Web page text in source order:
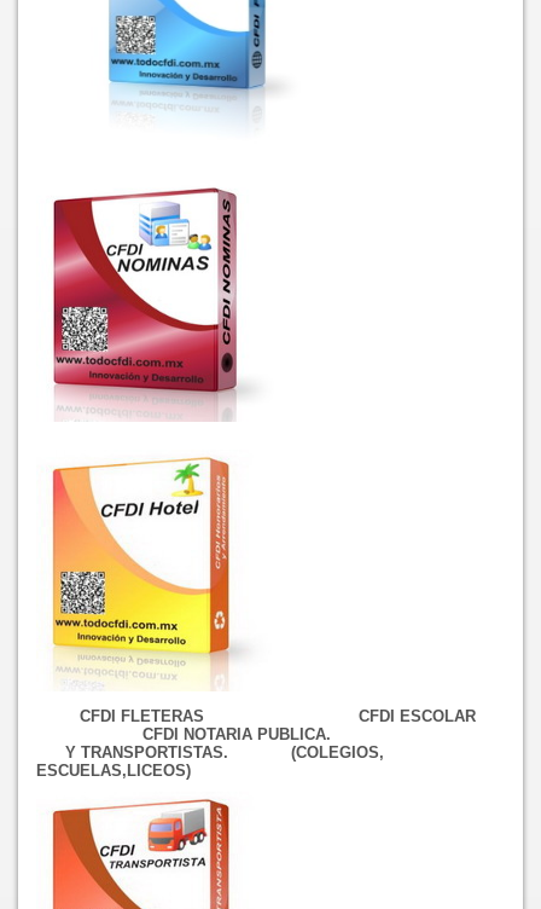
CFDI FLETERAS CFDI ESCOLAR
CFDI NOTARIA PUBLICA.
Y TRANSPORTISTAS. (COLEGIOS,
ESCUELAS,LICEOS)